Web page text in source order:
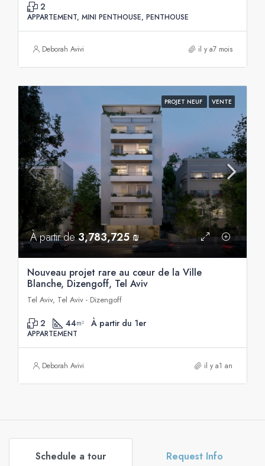
2
APPARTEMENT, MINI PENTHOUSE, PENTHOUSE
Deborah Avivi il y a7 mois
PROJET NEUF VENTE
À partir de3,783,725 ₪
Nouveau projet rare au cœur de la Ville
Blanche, Dizengoff, Tel Aviv
Tel Aviv, Tel Aviv - Dizengoff
2 44m² À partir du 1er
APPARTEMENT
Deborah Avivi il y a1 an
Schedule a tour Request Info